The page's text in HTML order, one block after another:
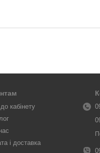
кабінету
і доставка